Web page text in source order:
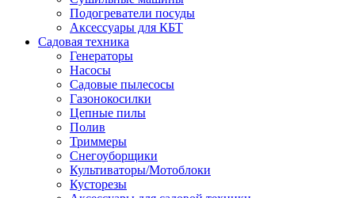
Подогреватели посуды
Аксессуары для КБТ
Садовая техника
Генераторы
Насосы
Садовые пылесосы
Газонокосилки
Цепные пилы
Полив
Триммеры
Снегоуборщики
Культиваторы/Мотоблоки
Кусторезы